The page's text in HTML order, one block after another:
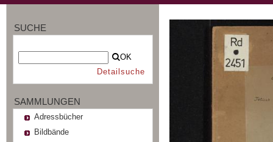
SUCHE
OK
Detailsuche
SAMMLUNGEN
Adressbücher
Bildbände